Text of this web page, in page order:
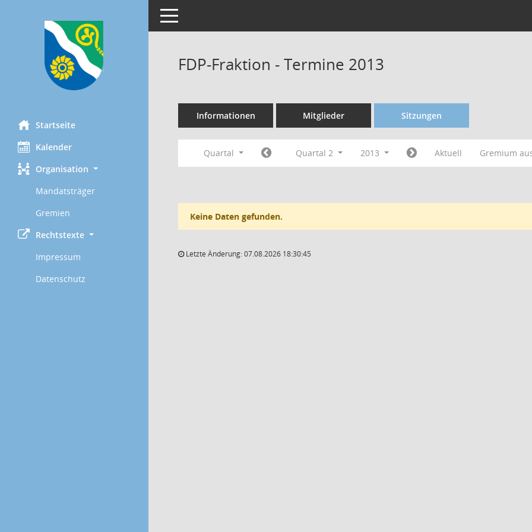
Startseite
Kalender
Organisation
Mandatsträger
Gremien
Rechtstexte
Impressum
Datenschutz
Toggle navigation
FDP-Fraktion - Termine 2013
Informationen Mitglieder Sitzungen
Quartal Quartal 2 2013 Aktuell Gremium
Keine Daten gefunden.
Letzte Änderung: 07.08.2026 18:30:45